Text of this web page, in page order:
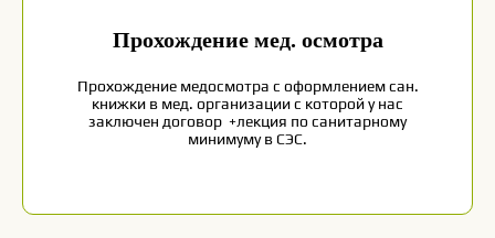
Прохождение мед. осмотра
Прохождение медосмотра с оформлением сан.
книжки в мед. организации с которой у нас
заключен договор +лекция по санитарному
минимуму в СЭС.
есть. У каждого есть свои права,
выполнять свои обещания